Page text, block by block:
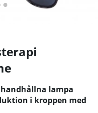
lampa
i kroppen med